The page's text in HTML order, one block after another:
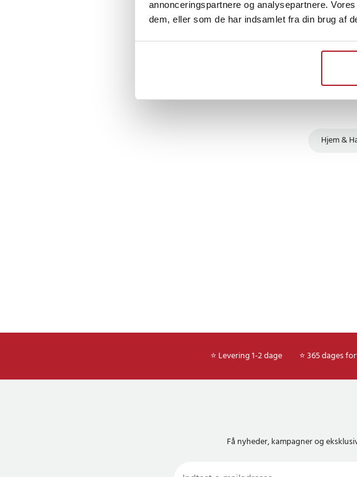
annonceringspartnere og analysepartnere.
dem, eller som de har indsamlet fra din brug af
BESTSELLERE GAVEIDÉ
Hjem &
⭐ Levering 1-2 dage ⭐ 365 dages
Få nyheder, kampagner og